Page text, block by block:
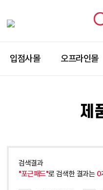
입점사몰 오프라인몰
제
검색결과
"포근패드"로 검색한 결과는 0